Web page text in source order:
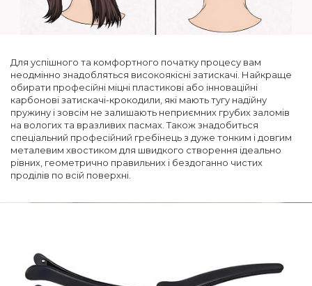
Для успішного та комфортного початку процесу вам
неодмінно знадобляться високоякісні затискачі. Найкраще
обирати професійні міцні пластикові або інноваційні
карбонові затискачі-крокодили, які мають тугу надійну
пружину і зовсім не залишають неприємних грубих заломів
на вологих та вразливих пасмах. Також знадобиться
спеціальний професійний гребінець з дуже тонким і довгим
металевим хвостиком для швидкого створення ідеально
рівних, геометрично правильних і бездоганно чистих
проділів по всій поверхні.